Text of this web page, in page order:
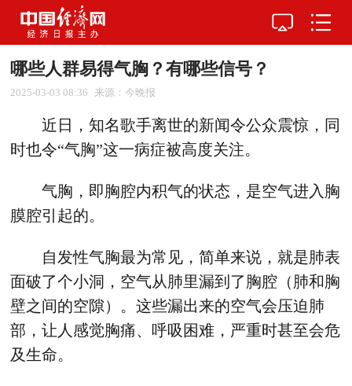
哪些人群易得气胸？有哪些信号？
2025-03-03 08:36 来源：今晚报
近日，知名歌手离世的新闻令公众震惊，同
时也令“气胸”这一病症被高度关注。
气胸，即胸腔内积气的状态，是空气进入胸
膜腔引起的。
自发性气胸最为常见，简单来说，就是肺表
面破了个小洞，空气从肺里漏到了胸腔（肺和胸
壁之间的空隙）。这些漏出来的空气会压迫肺
部，让人感觉胸痛、呼吸困难，严重时甚至会危
及生命。